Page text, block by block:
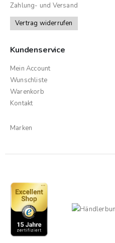
Zahlung- und Versand
Vertrag widerrufen
Kundenservice
Mein Account
Wunschliste
Warenkorb
Kontakt
Marken